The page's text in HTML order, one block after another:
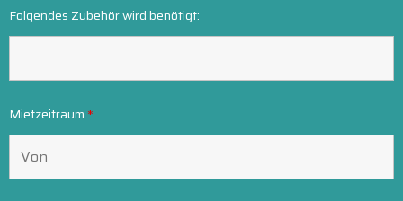
Folgendes Zubehör wird benötigt:
Mietzeitraum *